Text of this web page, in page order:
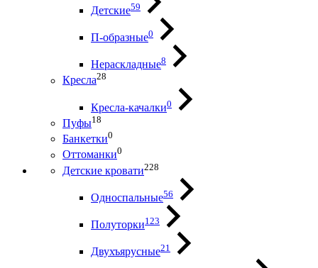
Детские59
П-образные0
Нераскладные8
Кресла28
Кресла-качалки0
Пуфы18
Банкетки0
Оттоманки0
Детские кровати228
Односпальные56
Полуторки123
Двухъярусные21